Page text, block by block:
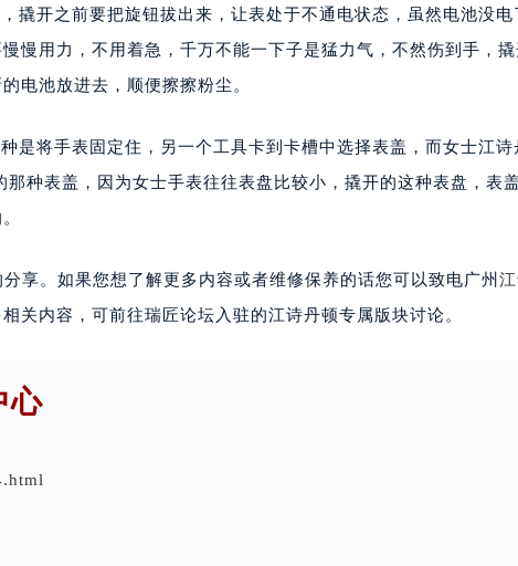
开之前要把旋钮拔出来，让表处于不通电状态，虽然电池没电
慢用力，不用着急，千万不能一下子是猛力气，不然伤到手，撬
电池放进去，顺便擦擦粉尘。
将手表固定住，另一个工具卡到卡槽中选择表盖，而女士江诗
种表盖，因为女士手表往往表盘比较小，撬开的这种表盘，表
。如果您想了解更多内容或者维修保养的话您可以致电广州
关内容，可前往瑞匠论坛入驻的江诗丹顿专属版块讨论。
心